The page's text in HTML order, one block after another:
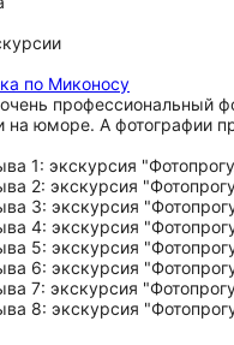
по Миконосу
профессиональный
на юморе. А фотографии